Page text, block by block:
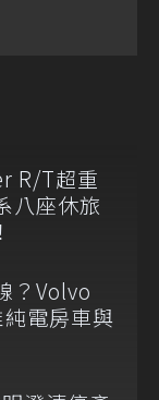
R/T超重
八座休旅
？Volvo
電房車與